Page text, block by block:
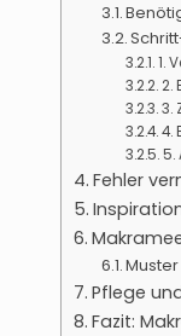
1.
2.
3.
4.
5.
Fehler
Pflege
Fazit: